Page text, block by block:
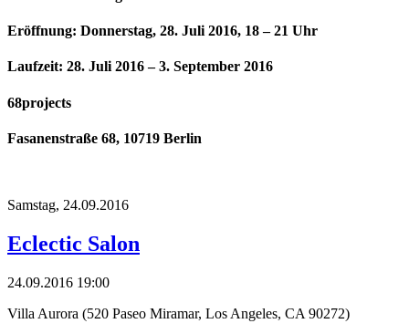
Eröffnung: Donnerstag, 28. Juli 2016, 18 – 21 Uhr
Laufzeit: 28. Juli 2016 – 3. September 2016
68projects
Fasanenstraße 68, 10719 Berlin
Samstag, 24.09.2016
Eclectic Salon
24.09.2016 19:00
Villa Aurora (520 Paseo Miramar, Los Angeles, CA 90272)